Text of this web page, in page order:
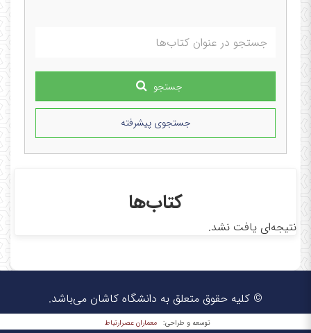
جستجو
جستجوی پیشرفته
کتاب‌ها
نتیجه‌ای یافت نشد.
© کلیه حقوق متعلق به دانشگاه کاشان می‌باشد.
توسعه و طراحی: معماران عصر‌ارتباط